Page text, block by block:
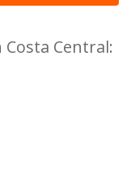
Central: